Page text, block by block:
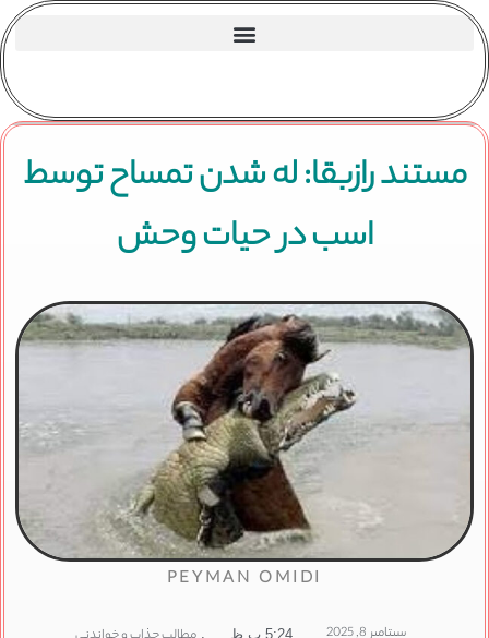
مستند رازبقا: له شدن تمساح توسط
اسب در حیات وحش
PEYMAN OMIDI
, 5:24 ب.ظ